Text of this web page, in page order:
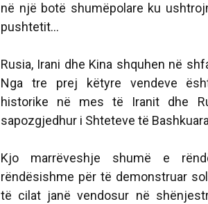
në një botë shumëpolare ku
pushtetit...
Rusia, Irani dhe Kina shquhen në
Nga tre prej këtyre vendeve
historike në mes të Iranit dhe
sapozgjedhur i Shteteve të
Kjo marrëveshje shumë e
rëndësishme për të demonstruar
të cilat janë vendosur në